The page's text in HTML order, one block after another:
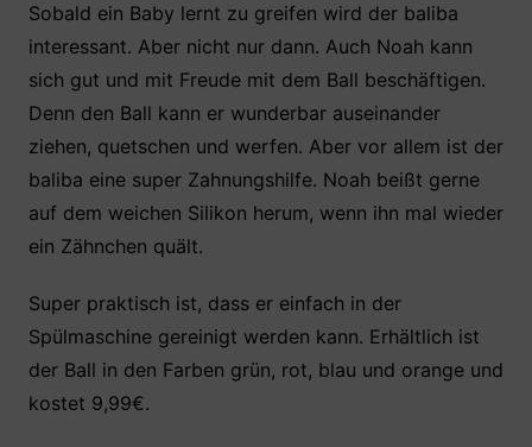
o
k
p
Sobald ein Baby lernt zu greifen wird der baliba
interessant. Aber nicht nur dann. Auch Noah kann
sich gut und mit Freude mit dem Ball beschäftigen.
Denn den Ball kann er wunderbar auseinander
ziehen, quetschen und werfen. Aber vor allem ist der
baliba eine super Zahnungshilfe. Noah beißt gerne
auf dem weichen Silikon herum, wenn ihn mal wieder
ein Zähnchen quält.
Super praktisch ist, dass er einfach in der
Spülmaschine gereinigt werden kann. Erhältlich ist
der Ball in den Farben grün, rot, blau und orange und
kostet 9,99€.